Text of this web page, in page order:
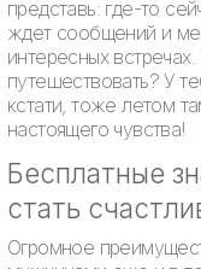
представь: где-то
ждет сообщений и
интересных
путешествовать? У
кстати, тоже летом
настоящего чувства!
Бесплатные
стать
Огромное